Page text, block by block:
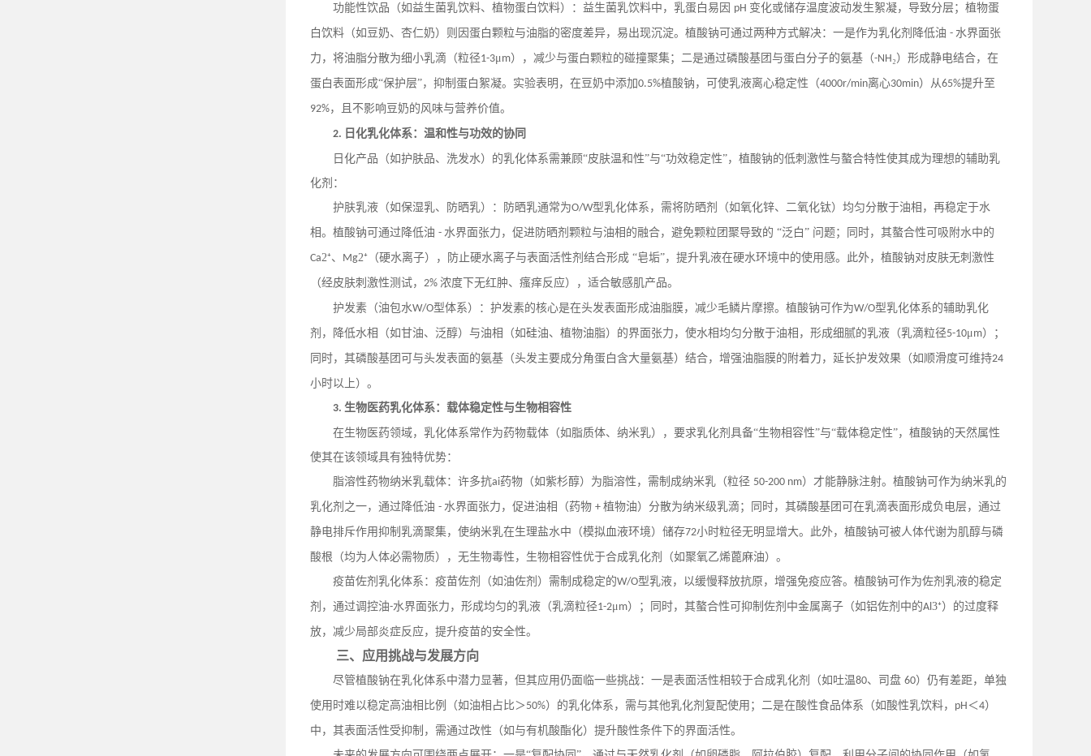
功能性饮品（如益生菌乳饮料、植物蛋白饮料）：益生菌乳饮料中，乳蛋白易因 pH 变化或储存温度波动发生絮凝，导致分层；植物蛋
白饮料（如豆奶、杏仁奶）则因蛋白颗粒与油脂的密度差异，易出现沉淀。植酸钠可通过两种方式解决：一是作为乳化剂降低油 - 水界面张
力，将油脂分散为细小乳滴（粒径1-3μm），减少与蛋白颗粒的碰撞聚集；二是通过磷酸基团与蛋白分子的氨基（-NH₂）形成静电结合，在
蛋白表面形成“保护层”，抑制蛋白絮凝。实验表明，在豆奶中添加0.5%植酸钠，可使乳液离心稳定性（4000r/min离心30min）从65%提升至
92%，且不影响豆奶的风味与营养价值。
2. 日化乳化体系：温和性与功效的协同
日化产品（如护肤品、洗发水）的乳化体系需兼顾“皮肤温和性”与“功效稳定性”，植酸钠的低刺激性与螯合特性使其成为理想的辅助乳
化剂：
护肤乳液（如保湿乳、防晒乳）：防晒乳通常为O/W型乳化体系，需将防晒剂（如氧化锌、二氧化钛）均匀分散于油相，再稳定于水
相。植酸钠可通过降低油 - 水界面张力，促进防晒剂颗粒与油相的融合，避免颗粒团聚导致的 “泛白” 问题；同时，其螯合性可吸附水中的
Ca2⁺、 Mg2⁺（硬水离子），防止硬水离子与表面活性剂结合形成 “皂垢”，提升乳液在硬水环境中的使用感。此外，植酸钠对皮肤无刺激性
（经皮肤刺激性测试， 2% 浓度下无红肿、瘙痒反应），适合敏感肌产品。
护发素（油包水W/O型体系）：护发素的核心是在头发表面形成油脂膜，减少毛鳞片摩擦。植酸钠可作为W/O型乳化体系的辅助乳化
剂，降低水相（如甘油、泛醇）与油相（如硅油、植物油脂）的界面张力，使水相均匀分散于油相，形成细腻的乳液（乳滴粒径5-10μm）；
同时，其磷酸基团可与头发表面的氨基（头发主要成分角蛋白含大量氨基）结合，增强油脂膜的附着力，延长护发效果（如顺滑度可维持24
小时以上）。
3. 生物医药乳化体系：载体稳定性与生物相容性
在生物医药领域，乳化体系常作为药物载体（如脂质体、纳米乳），要求乳化剂具备“生物相容性”与“载体稳定性”，植酸钠的天然属性
使其在该领域具有独特优势：
脂溶性药物纳米乳载体：许多抗ai药物（如紫杉醇）为脂溶性，需制成纳米乳（粒径 50-200 nm）才能静脉注射。植酸钠可作为纳米乳的
乳化剂之一，通过降低油 - 水界面张力，促进油相（药物 + 植物油）分散为纳米级乳滴；同时，其磷酸基团可在乳滴表面形成负电层，通过
静电排斥作用抑制乳滴聚集，使纳米乳在生理盐水中（模拟血液环境）储存72小时粒径无明显增大。此外，植酸钠可被人体代谢为肌醇与磷
酸根（均为人体必需物质），无生物毒性，生物相容性优于合成乳化剂（如聚氧乙烯蓖麻油）。
疫苗佐剂乳化体系：疫苗佐剂（如油佐剂）需制成稳定的W/O型乳液，以缓慢释放抗原，增强免疫应答。植酸钠可作为佐剂乳液的稳定
剂，通过调控油-水界面张力，形成均匀的乳液（乳滴粒径1-2μm）；同时，其螯合性可抑制佐剂中金属离子（如铝佐剂中的Al3⁺）的过度释
放，减少局部炎症反应，提升疫苗的安全性。
三、应用挑战与发展方向
尽管植酸钠在乳化体系中潜力显著，但其应用仍面临一些挑战：一是表面活性相较于合成乳化剂（如吐温80、司盘 60）仍有差距，单独
使用时难以稳定高油相比例（如油相占比＞50%）的乳化体系，需与其他乳化剂复配使用；二是在酸性食品体系（如酸性乳饮料， pH＜4）
中，其表面活性受抑制，需通过改性（如与有机酸酯化）提升酸性条件下的界面活性。